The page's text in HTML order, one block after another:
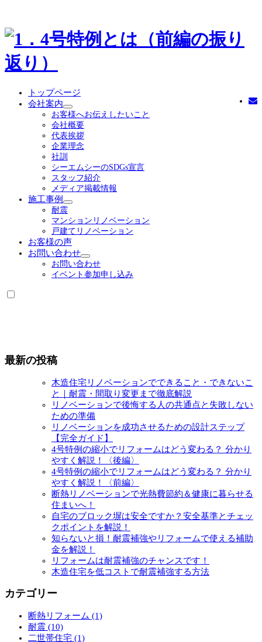
トップページ
会社案内
サ
ブ
メ
ニ
ー
を
展
お客様へお伝えしたいこと
会社概要
代表挨拶
企業理念
社訓
シーエムシーのSDGs宣言
スタッフ紹介
メディア掲載情報
施工事例
サ
ブ
メ
ニ
ュ
ー
を
展
耐震
マンションリノベーション
戸建てリノベーション
お客様の声
お問い合わせ
サ
ブ
メ
お問い合わせ
イベント参加申し込み
最新の投稿
木造住宅リノベーションでできること・できないこ
と｜耐震・間取り変更まで徹底解説
リノベーションで後悔する人の共通点と失敗しない
ための準備
リノベーションを成功させるための設計ステップ
【完全ガイド】
4号特例の縮小でリフォームはどう変わる？ 分かり
やすく解説！〈後編〉
4号特例の縮小でリフォームはどう変わる？ 分かり
やすく解説！〈前編〉
断熱リノベーションで光熱費節約＆健康に暮らせる
住まいへ！
自宅のブロック塀は安全ですか？安全基準とチェッ
クポイントを解説！
知らないと損！耐震補強やリフォームで使える補助
金を解説！
リフォームは耐震補強のチャンスです！
木造住宅を低コストで耐震補強する方法
カテゴリー
断熱リフォーム (1)
耐震 (10)
二世帯住宅 (1)